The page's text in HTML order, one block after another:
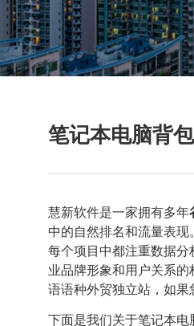
笔记本电脑背
慧新软件是一家拥有多年
中的自然排名和流量表
每个项目中都注重数据
业品牌形象和用户关系
语语种外贸独立站，如果
下面是我们关于笔记本